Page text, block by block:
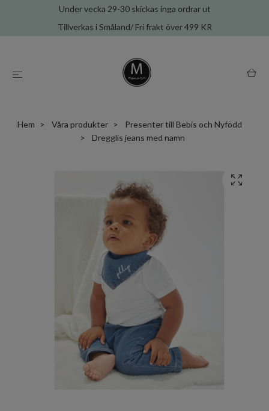
Under vecka 29-30 skickas inga ordrar ut
Tillverkas i Småland/ Fri frakt över 499 KR
Hem Våra produkter
Presenter till Bebis och Nyfödd
Dregglis jeans med namn